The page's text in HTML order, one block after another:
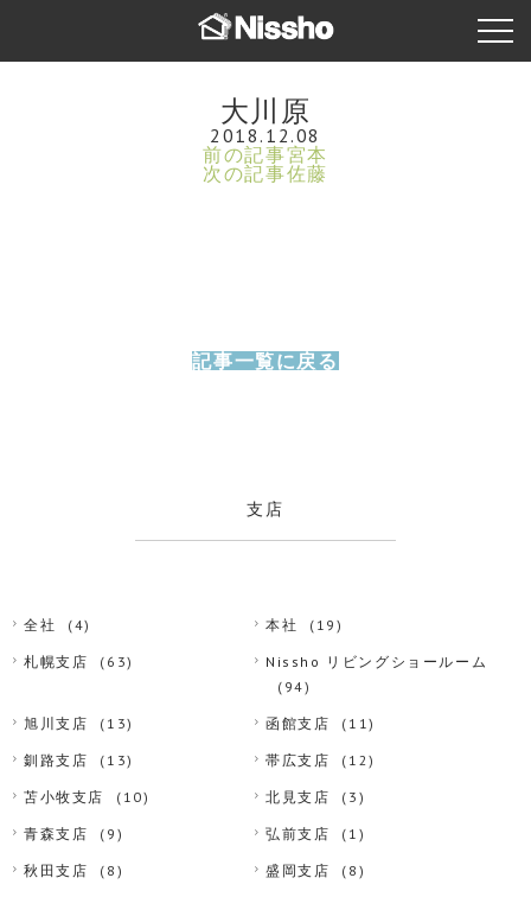
大川原
2018.12.08
前の記事宮本
次の記事佐藤
記事一覧に戻る
支店
全社 (4) 本社 (19)
札幌支店 (63)
Nissho リビングショールーム
(94)
旭川支店 (13) 函館支店 (11)
釧路支店 (13) 帯広支店 (12)
苫小牧支店 (10) 北見支店 (3)
青森支店 (9) 弘前支店 (1)
秋田支店 (8) 盛岡支店 (8)